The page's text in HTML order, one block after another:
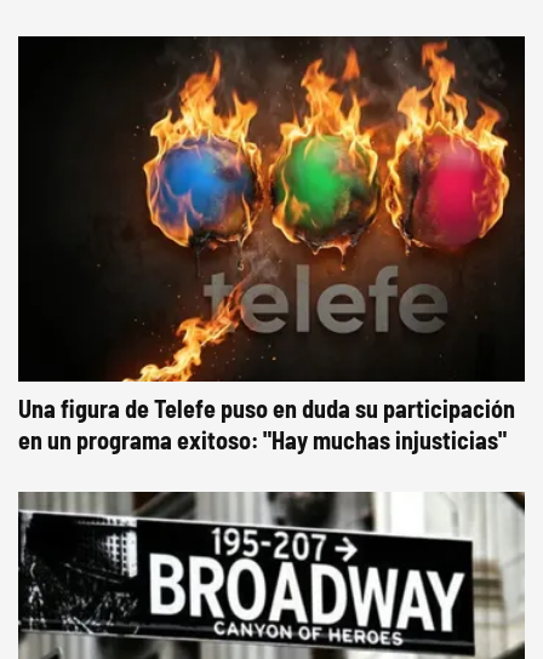
Una figura de Telefe puso en duda su participación
en un programa exitoso: "Hay muchas injusticias"